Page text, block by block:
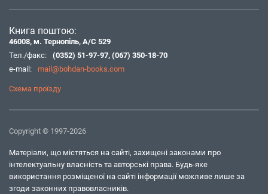
Книга поштою:
46008, м. Тернопіль, А/С 529
Тел./факс:
(0352) 51-97-97, (067) 350-18-70
e-mail:
mail@bohdan-books.com
Схема проїзду
Copyright © 1997-2026
Матеріали, що містяться на сайті, захищені законами про
інтелектуальну власність та авторські права. Будь-яке
використання розміщеної на сайті інформації можливе лише за
згоди законних правовласників.